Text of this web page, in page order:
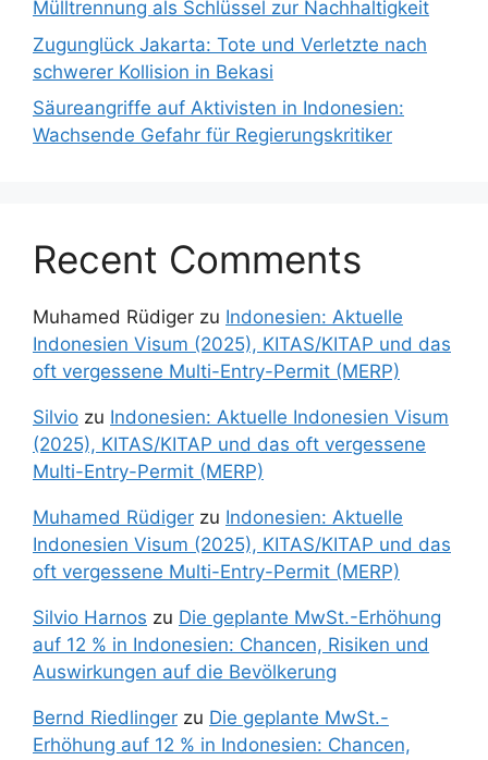
Mülltrennung als Schlüssel zur Nachhaltigkeit
Zugunglück Jakarta: Tote und Verletzte nach
schwerer Kollision in Bekasi
Säureangriffe auf Aktivisten in Indonesien:
Wachsende Gefahr für Regierungskritiker
Recent Comments
Muhamed Rüdiger zu Indonesien: Aktuelle
Indonesien Visum (2025), KITAS/KITAP und das
oft vergessene Multi-Entry-Permit (MERP)
Silvio zu Indonesien: Aktuelle Indonesien Visum
(2025), KITAS/KITAP und das oft vergessene
Multi-Entry-Permit (MERP)
Muhamed Rüdiger zu Indonesien: Aktuelle
Indonesien Visum (2025), KITAS/KITAP und das
oft vergessene Multi-Entry-Permit (MERP)
Silvio Harnos zu Die geplante MwSt.-Erhöhung
auf 12 % in Indonesien: Chancen, Risiken und
Auswirkungen auf die Bevölkerung
Bernd Riedlinger zu Die geplante MwSt.-
Erhöhung auf 12 % in Indonesien: Chancen,